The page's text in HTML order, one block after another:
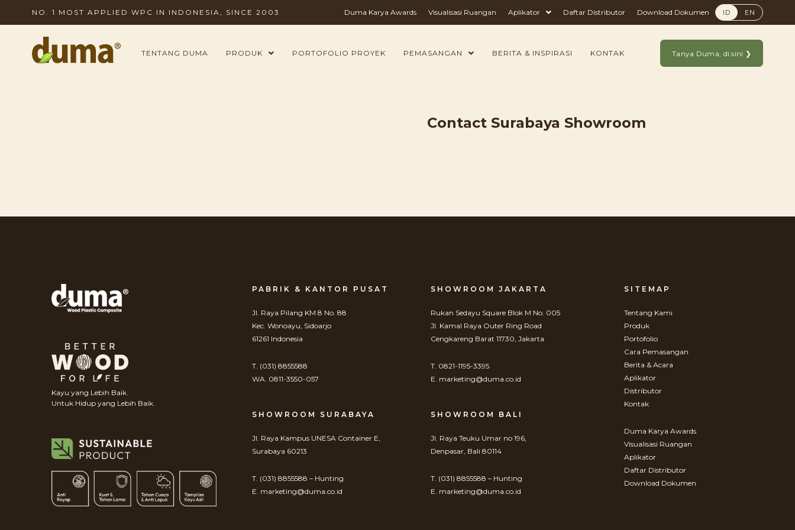
NO. 1 MOST APPLIED WPC IN INDONESIA, SINCE 2003 Duma Karya Awards Visualisasi Ruangan Aplikator Daftar Distributor Download Dokumen ID EN
TENTANG DUMA PRODUK PORTOFOLIO PROYEK PEMASANGAN BERITA & INSPIRASI KONTAK Tanya Duma, di sini ❯
Contact Surabaya Showroom
Kayu yang Lebih Baik.
Untuk Hidup yang Lebih Baik.
PABRIK & KANTOR PUSAT
Jl. Raya Pilang KM 8 No. 88
Kec. Wonoayu, Sidoarjo
61261 Indonesia
T. (031) 8855588
WA. 0811-3550-057
SHOWROOM SURABAYA
Jl. Raya Kampus UNESA Container E,
Surabaya 60213
T. (031) 8855588 – Hunting
E. marketing@duma.co.id
SHOWROOM JAKARTA
Rukan Sedayu Square Blok M No. 005
Jl. Kamal Raya Outer Ring Road
Cengkareng Barat 11730, Jakarta
T. 0821-1195-3395
E. marketing@duma.co.id
SHOWROOM BALI
Jl. Raya Teuku Umar no 196,
Denpasar, Bali 80114
T. (031) 8855588 – Hunting
E. marketing@duma.co.id
SITEMAP
Tentang Kami
Produk
Portofolio
Cara Pemasangan
Berita & Acara
Aplikator
Distributor
Kontak
Duma Karya Awards
Visualisasi Ruangan
Aplikator
Daftar Distributor
Download Dokumen